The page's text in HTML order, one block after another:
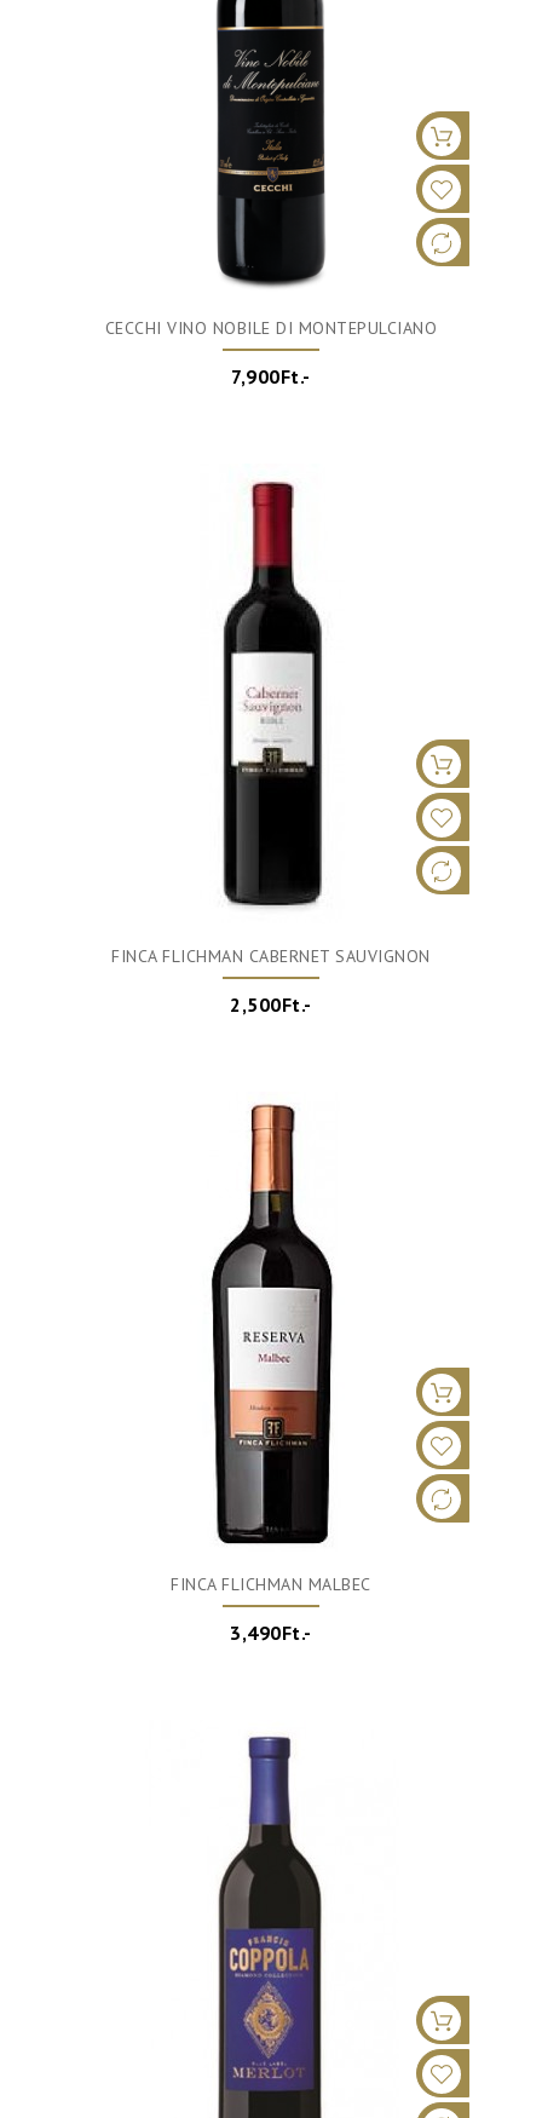
CECCHI VINO NOBILE DI MONTEPULCIANO
7,900Ft.-
FINCA FLICHMAN CABERNET SAUVIGNON
2,500Ft.-
FINCA FLICHMAN MALBEC
3,490Ft.-